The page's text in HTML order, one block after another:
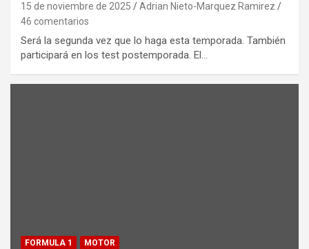
15 de noviembre de 2025
Adrian Nieto-Marquez Ramirez
46 comentarios
Será la segunda vez que lo haga esta temporada. También
participará en los test postemporada. El…
FORMULA 1 MOTOR